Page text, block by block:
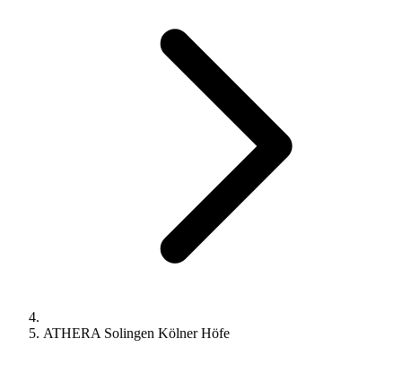
ATHERA Solingen Kölner Höfe